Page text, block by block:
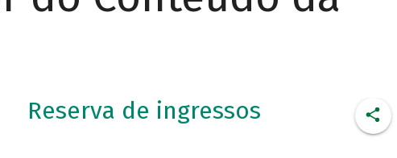
Reserva de ingressos